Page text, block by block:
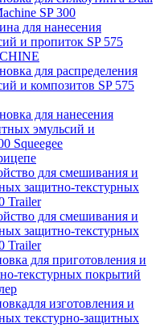
SP 300
для нанесения
и пропиток SP 575
для распределения
и композитов SP 575
для нанесения
эмульсий и
Squeegee
для смешивания и
защитно-текстурных
Trailer
для смешивания и
защитно-текстурных
Trailer
для приготовления и
текстурных покрытий
изготовления и
текстурно-защитных